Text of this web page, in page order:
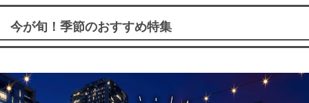
今が旬！季節のおすすめ特集